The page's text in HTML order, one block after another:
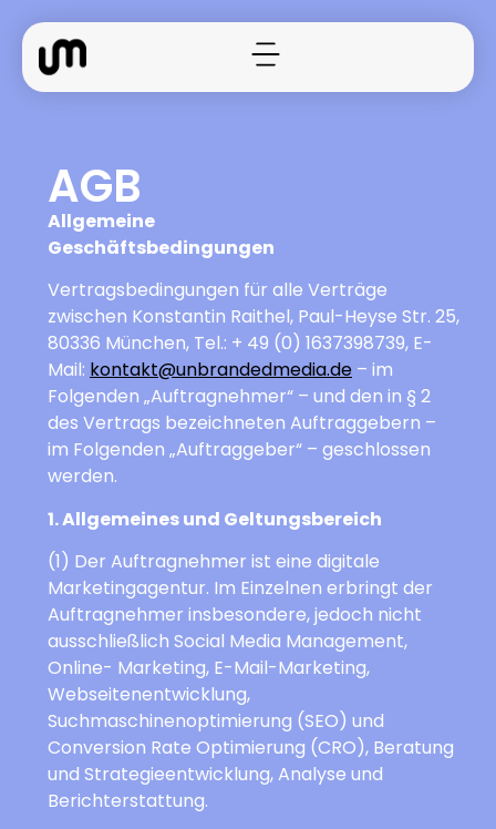
AGB
Allgemeine
Geschäftsbedingungen
Vertragsbedingungen für alle Verträge
zwischen Konstantin Raithel, Paul-Heyse Str. 25,
80336 München, Tel.: + 49 (0) 1637398739, E-
Mail: kontakt@unbrandedmedia.de – im
Folgenden „Auftragnehmer“ – und den in § 2
des Vertrags bezeichneten Auftraggebern –
im Folgenden „Auftraggeber“ – geschlossen
werden.
1. Allgemeines und Geltungsbereich
(1) Der Auftragnehmer ist eine digitale
Marketingagentur. Im Einzelnen erbringt der
Auftragnehmer insbesondere, jedoch nicht
ausschließlich Social Media Management,
Online- Marketing, E-Mail-Marketing,
Webseitenentwicklung,
Suchmaschinenoptimierung (SEO) und
Conversion Rate Optimierung (CRO), Beratung
und Strategieentwicklung, Analyse und
Berichterstattung.